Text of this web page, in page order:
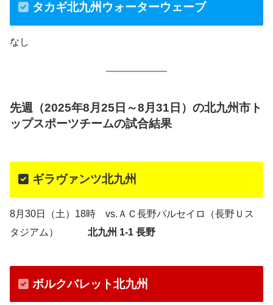
タカギ北九州ウォーターウェーブ
なし
先週（2025年8月25日～8月31日）の北九州市ト
ップスポーツチームの試合結果
ギラヴァンツ北九州
8月30日（土）18時 vs.ＡＣ長野パルセイロ（長野Ｕス
タジアム） 北九州 1-1 長野
ボルクバレット北九州